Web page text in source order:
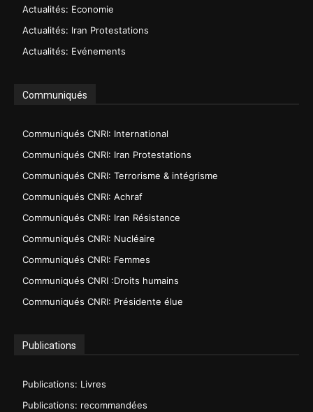
Actualités: Economie
Actualités: Iran Protestations
Actualités: Evénements
Communiqués
Communiqués CNRI: International
Communiqués CNRI: Iran Protestations
Communiqués CNRI: Terrorisme & intégrisme
Communiqués CNRI: Achraf
Communiqués CNRI: Iran Résistance
Communiqués CNRI: Nucléaire
Communiqués CNRI: Femmes
Communiqués CNRI :Droits humains
Communiqués CNRI: Présidente élue
Publications
Publications: Livres
Publications: recommandées